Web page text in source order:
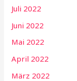
Juli 2022
Juni 2022
Mai 2022
April 2022
März 2022